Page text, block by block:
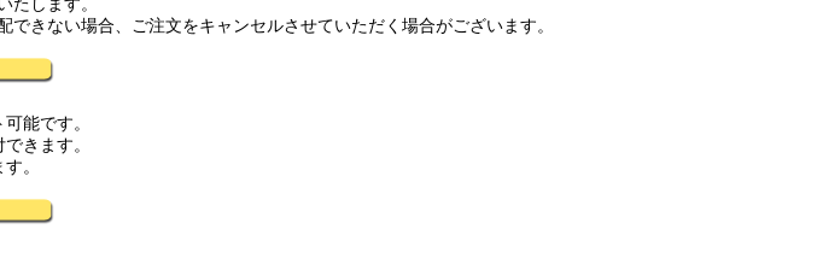
できない場合、ご注文をキャンセルさせていただく場合がございます。
能です。
きます。
。